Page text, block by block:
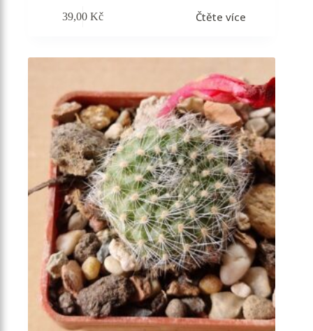
39,00Kč Čtěte více